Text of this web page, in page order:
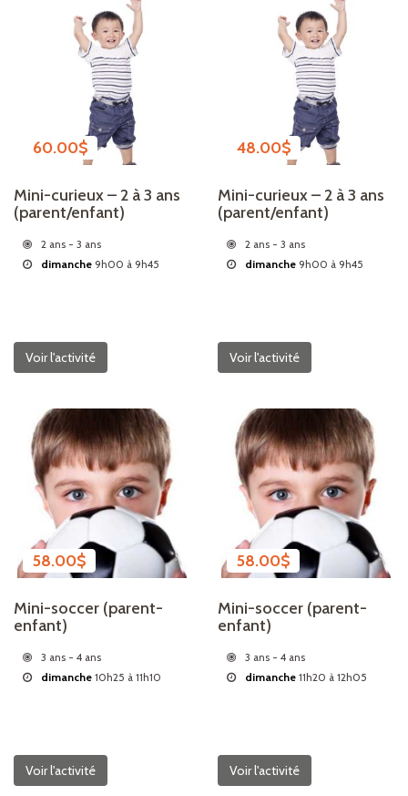
60.00$
Mini-curieux – 2 à 3 ans
(parent/enfant)
2 ans - 3 ans
dimanche 9h00 à 9h45
Voir l'activité
48.00$
Mini-curieux – 2 à 3 ans
(parent/enfant)
2 ans - 3 ans
dimanche 9h00 à 9h45
Voir l'activité
58.00$
Mini-soccer (parent-
enfant)
3 ans - 4 ans
dimanche 10h25 à 11h10
Voir l'activité
58.00$
Mini-soccer (parent-
enfant)
3 ans - 4 ans
dimanche 11h20 à 12h05
Voir l'activité